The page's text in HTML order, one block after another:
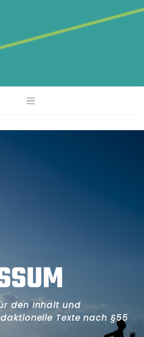
den Inhalt und
Texte nach §55